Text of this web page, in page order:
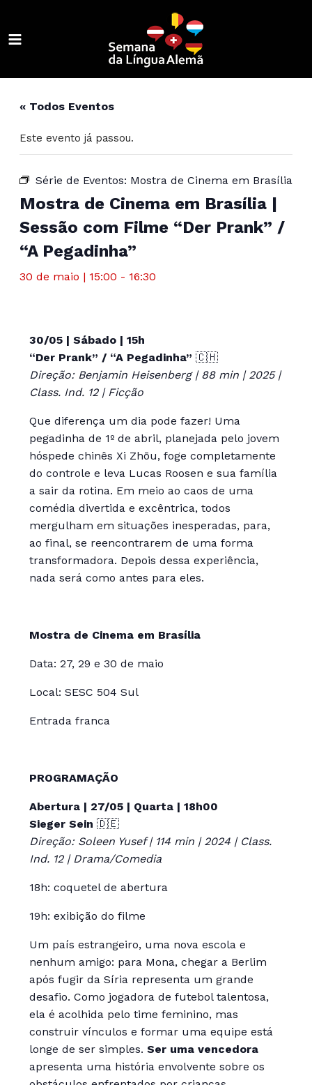
MENU
« Todos Eventos
Este evento já passou.
Série de Eventos: Mostra de Cinema em Brasília
Mostra de Cinema em Brasília |
Sessão com Filme “Der Prank” /
“A Pegadinha”
30 de maio | 15:00 - 16:30
30/05 | Sábado | 15h
“Der Prank” / “A Pegadinha” 🇨🇭
Direção: Benjamin Heisenberg | 88 min | 2025 |
Class. Ind. 12 | Ficção
Que diferença um dia pode fazer! Uma
pegadinha de 1º de abril, planejada pelo jovem
hóspede chinês Xi Zhōu, foge completamente
do controle e leva Lucas Roosen e sua família
a sair da rotina. Em meio ao caos de uma
comédia divertida e excêntrica, todos
mergulham em situações inesperadas, para,
ao final, se reencontrarem de uma forma
transformadora. Depois dessa experiência,
nada será como antes para eles.
Mostra de Cinema em Brasília
Data: 27, 29 e 30 de maio
Local: SESC 504 Sul
Entrada franca
PROGRAMAÇÃO
Abertura | 27/05 | Quarta | 18h00
Sieger Sein 🇩🇪
Direção: Soleen Yusef | 114 min | 2024 | Class.
Ind. 12 | Drama/Comedia
18h: coquetel de abertura
19h: exibição do filme
Um país estrangeiro, uma nova escola e
nenhum amigo: para Mona, chegar a Berlim
após fugir da Síria representa um grande
desafio. Como jogadora de futebol talentosa,
ela é acolhida pelo time feminino, mas
construir vínculos e formar uma equipe está
longe de ser simples.Ser uma vencedora
apresenta uma história envolvente sobre os